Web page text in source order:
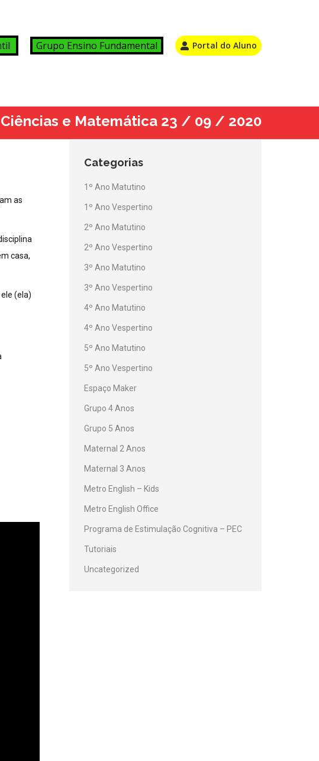
Grupo Ensino Fundamental Portal do Aluno
Ciências e Matemática 23 / 09 / 2020
as
casa,
(ela)
Categorias
1º Ano Matutino
1º Ano Vespertino
2º Ano Matutino
2º Ano Vespertino
3º Ano Matutino
3º Ano Vespertino
4º Ano Matutino
4º Ano Vespertino
5º Ano Matutino
5º Ano Vespertino
Espaço Maker
Grupo 4 Anos
Grupo 5 Anos
Maternal 2 Anos
Maternal 3 Anos
Metro English – Kids
Metro English Office
Programa de Estimulação Cognitiva – PEC
Tutoriais
Uncategorized